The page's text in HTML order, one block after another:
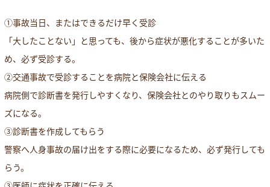
①事故当日、またはできるだけ早く受診
「大したことない」と思っても、後から症状が悪化することが多いた
め、必ず受診する。
②交通事故で受診することを病院と保険会社に伝える
病院側で診断書を発行しやすくなり、保険会社とのやり取りもスムー
ズになる。
③診断書を作成してもらう
警察へ人身事故の届け出をする際に必要になるため、必ず発行しても
らう。